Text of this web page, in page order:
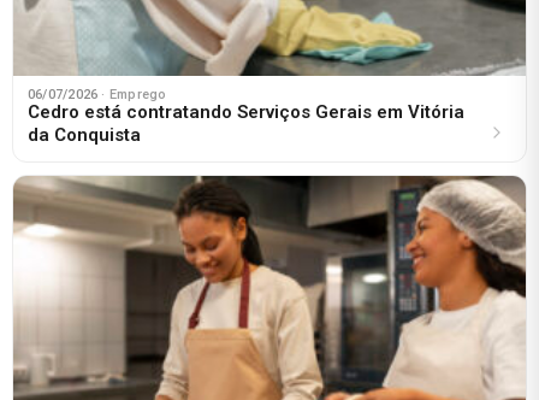
06/07/2026 · Emprego
Сedro está contratando Serviços Gerais em Vitória
da Conquista